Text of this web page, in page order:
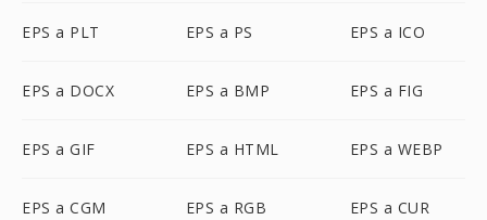
EPS a PLT EPS a PS EPS a ICO
EPS a DOCX EPS a BMP EPS a FIG
EPS a GIF EPS a HTML EPS a WEBP
EPS a CGM EPS a RGB EPS a CUR